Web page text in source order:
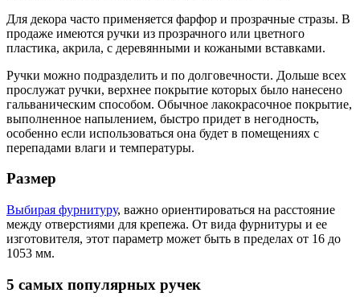
Для декора часто применяется фарфор и прозрачные стразы. В
продаже имеются ручки из прозрачного или цветного
пластика, акрила, с деревянными и кожаными вставками.
Ручки можно подразделить и по долговечности. Дольше всех
прослужат ручки, верхнее покрытие которых было нанесено
гальваническим способом. Обычное лакокрасочное покрытие,
выполненное напылением, быстро придет в негодность,
особенно если использоваться она будет в помещениях с
перепадами влаги и температуры.
Размер
Выбирая фурнитуру, важно ориентироваться на расстояние
между отверстиями для крепежа. От вида фурнитуры и ее
изготовителя, этот параметр может быть в пределах от 16 до
1053 мм.
5 самых популярных ручек